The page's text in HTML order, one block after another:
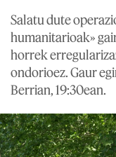
Salatu dute
humanitarioak»
horrek
ondorioez. Gaur
Berrian, 19:30ean.